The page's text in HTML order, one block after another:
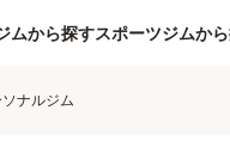
ムから探すスポーツジムか
ナルジム